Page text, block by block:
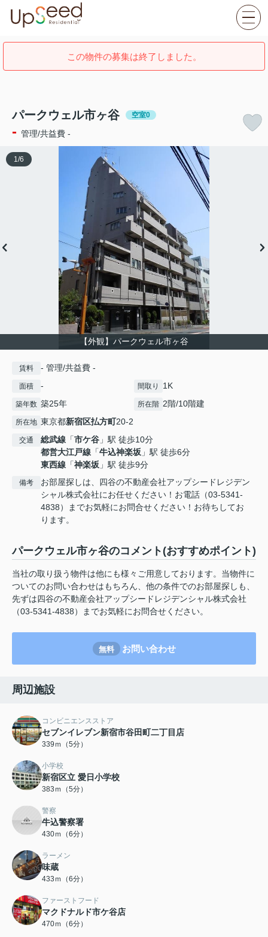
この物件の募集は終了しました。
パークウェル市ヶ谷 空室0
- 管理/共益費 -
【外観】パークウェル市ヶ谷
1 /6
賃料 - 管理/共益費 -
面積 - 間取り 1K
築年数 築25年 所在階 2階/10階建
所在地 東京都新宿区払方町20-2
交通 総武線 「市ケ谷 」駅 徒歩10分
都営大江戸線 「牛込神楽坂 」駅 徒歩6分
東西線 「神楽坂 」駅 徒歩9分
備考
お部屋探しは、四谷の不動産会社アップシードレジデン
シャル株式会社にお任せください！お電話（03-5341-
4838）までお気軽にお問合せください！お待ちしてお
ります。
パークウェル市ヶ谷のコメント(おすすめポイント)
当社の取り扱う物件は他にも様々ご用意しております。当物件に
ついてのお問い合わせはもちろん、他の条件でのお部屋探しも、
先ずは四谷の不動産会社アップシードレジデンシャル株式会社
（03-5341-4838）までお気軽にお問合せください。
無料 お問い合わせ
周辺施設
コンビニエンスストア
セブンイレブン新宿市谷田町二丁目店
339ｍ（5分）
小学校
新宿区立 愛日小学校
383ｍ（5分）
警察
牛込警察署
430ｍ（6分）
ラーメン
味蔵
433ｍ（6分）
ファーストフード
マクドナルド市ケ谷店
470ｍ（6分）